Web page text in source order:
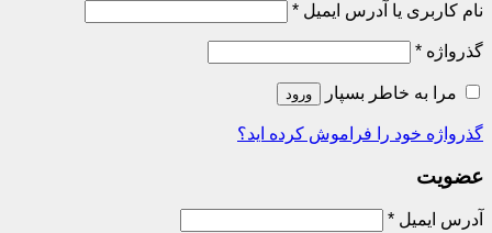
نام کاربری یا آدرس ایمیل *
گذرواژه *
مرا به خاطر بسپار ورود
گذرواژه خود را فراموش کرده اید؟
عضویت
آدرس ایمیل *